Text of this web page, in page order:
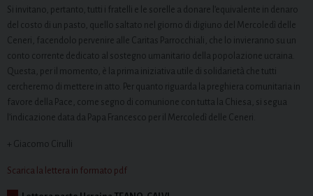
Si invitano, pertanto, tutti i fratelli e le sorelle a donare l’equivalente in denaro
del costo di un pasto, quello saltato nel giorno di digiuno del Mercoledì delle
Ceneri, facendolo pervenire alle Caritas Parrocchiali, che lo invieranno su un
conto corrente dedicato al sostegno umanitario della popolazione ucraina.
Questa, per il momento, è la prima iniziativa utile di solidarietà che tutti
cercheremo di mettere in atto. Per quanto riguarda la preghiera comunitaria in
favore della Pace, come segno di comunione con tutta la Chiesa, si segua
l’indicazione data da Papa Francesco per il Mercoledì delle Ceneri.
+ Giacomo Cirulli
Scarica la lettera in formato pdf